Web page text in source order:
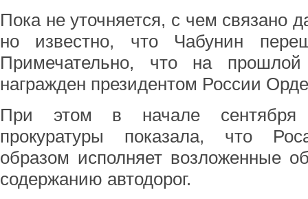
Пока не уточняется, с чем связано
но известно, что Чабунин
Примечательно, что на
награжден президентом России
При этом в начале сентября
прокуратуры показала, что
образом исполняет возложенные
содержанию автодорог.